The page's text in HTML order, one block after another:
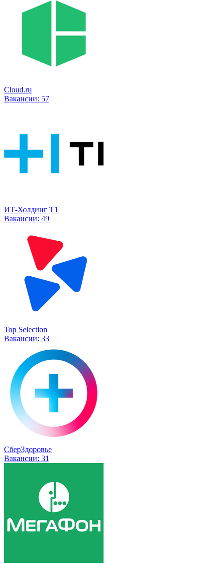
Cloud.ru
Вакансии: 57
ИТ-Холдинг Т1
Вакансии: 49
Top Selection
Вакансии: 33
СберЗдоровье
Вакансии: 31